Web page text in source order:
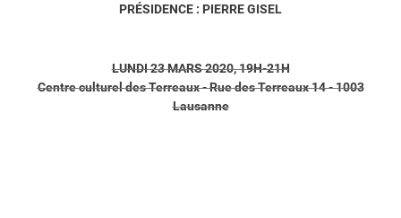
PRÉSIDENCE : PIERRE GISEL
LUNDI 23 MARS 2020, 19H-21H
Centre culturel des Terreaux - Rue des Terreaux 14 - 1003
Lausanne